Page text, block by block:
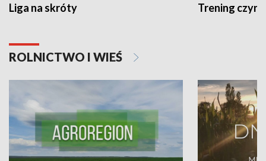
Liga na skróty Trening czyni
ROLNICTWO I WIEŚ